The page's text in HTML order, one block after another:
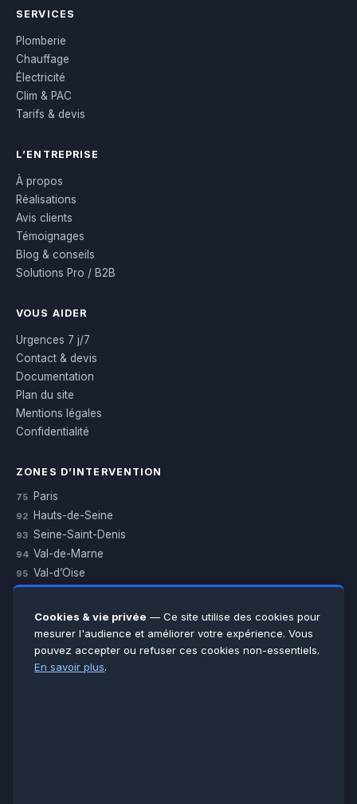
SERVICES
Plomberie
Chauffage
Électricité
Clim & PAC
Tarifs & devis
L’ENTREPRISE
À propos
Réalisations
Avis clients
Témoignages
Blog & conseils
Solutions Pro / B2B
VOUS AIDER
Urgences 7 j/7
Contact & devis
Documentation
Plan du site
Mentions légales
Confidentialité
ZONES D’INTERVENTION
75 Paris
92 Hauts-de-Seine
93 Seine-Saint-Denis
94 Val-de-Marne
95 Val-d’Oise
Essonne
Seine-et-Marne
Voir toutes les villes →
Cookies & vie privée — Ce site utilise des cookies pour
mesurer l'audience et améliorer votre expérience. Vous
pouvez accepter ou refuser ces cookies non-essentiels.
En savoir plus.